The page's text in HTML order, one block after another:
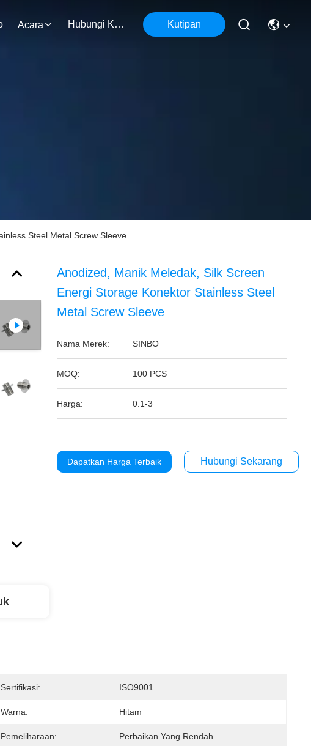
Acara Hubungi Kami Kutipan
Steel Metal Screw Sleeve
Anodized, Manik Meledak, Silk Screen
Energi Storage Konektor Stainless Steel
Metal Screw Sleeve
Nama Merek: SINBO
MOQ: 100 PCS
Harga: 0.1-3
Dapatkan Harga Terbaik Hubungi Sekarang
Sertifikasi: ISO9001
Warna: Hitam
Pemeliharaan: Perbaikan Yang Rendah